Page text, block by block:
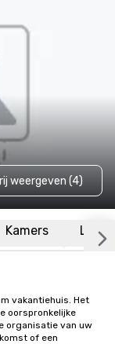
weergeven (4)
Kamers
vakantiehuis. Het
oorspronkelijke
organisatie van uw
of een